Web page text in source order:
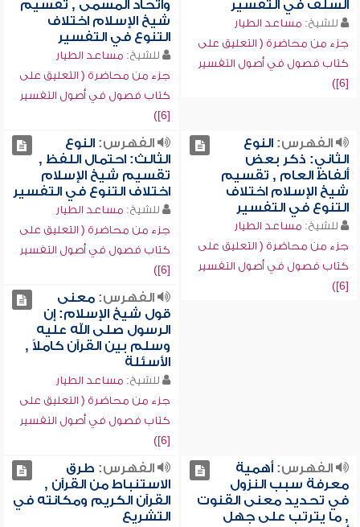
السلف في التفسير
للشيخ: مساعد الطيار
جزء من محاضرة ( التعليق على
كتاب فصول في أصول التفسير
[6])
واتحاد المسمى , تقسيم
شيخ الإسلام اختلاف
التنوع في التفسير
للشيخ: مساعد الطيار
جزء من محاضرة ( التعليق على
كتاب فصول في أصول التفسير
[6])
الفهرس:النوع
الثاني: ذكر بعض
ألفاظ العام , تقسيم
شيخ الإسلام اختلاف
التنوع في التفسير
للشيخ: مساعد الطيار
جزء من محاضرة ( التعليق على
كتاب فصول في أصول التفسير
[6])
الفهرس:النوع
الثالث: احتمال اللفظ ,
تقسيم شيخ الإسلام
اختلاف التنوع في التفسير
للشيخ: مساعد الطيار
جزء من محاضرة ( التعليق على
كتاب فصول في أصول التفسير
[6])
الفهرس:معنى
قول شيخ الإسلام: إن
الرسول صلى الله عليه
وسلم بين القرآن كاملاً ,
الأسئلة
للشيخ: مساعد الطيار
جزء من محاضرة ( التعليق على
كتاب فصول في أصول التفسير
[6])
الفهرس:أهمية
معرفة سبب النزول
في تحديد معنى القنوت
, ما يترتب على جهل
الفهرس: طرق
الاستنباط من القرآن ,
القرآن الكريم ومكانته في
التشريع